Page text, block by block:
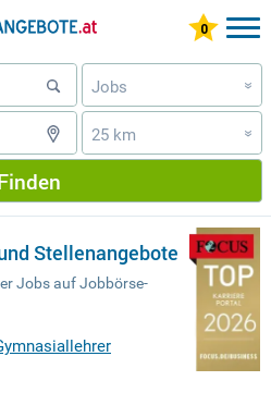
Jobs »
25 km »
Stellenangebote
Jobs auf Jobbörse-